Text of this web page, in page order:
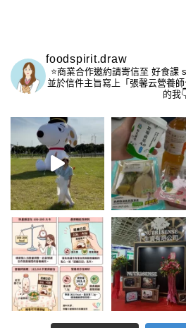
foodspirit.draw
⭐️商業合作邀約請寄信至 好食課
並於信件主旨寫上「張馨云營養師
的我